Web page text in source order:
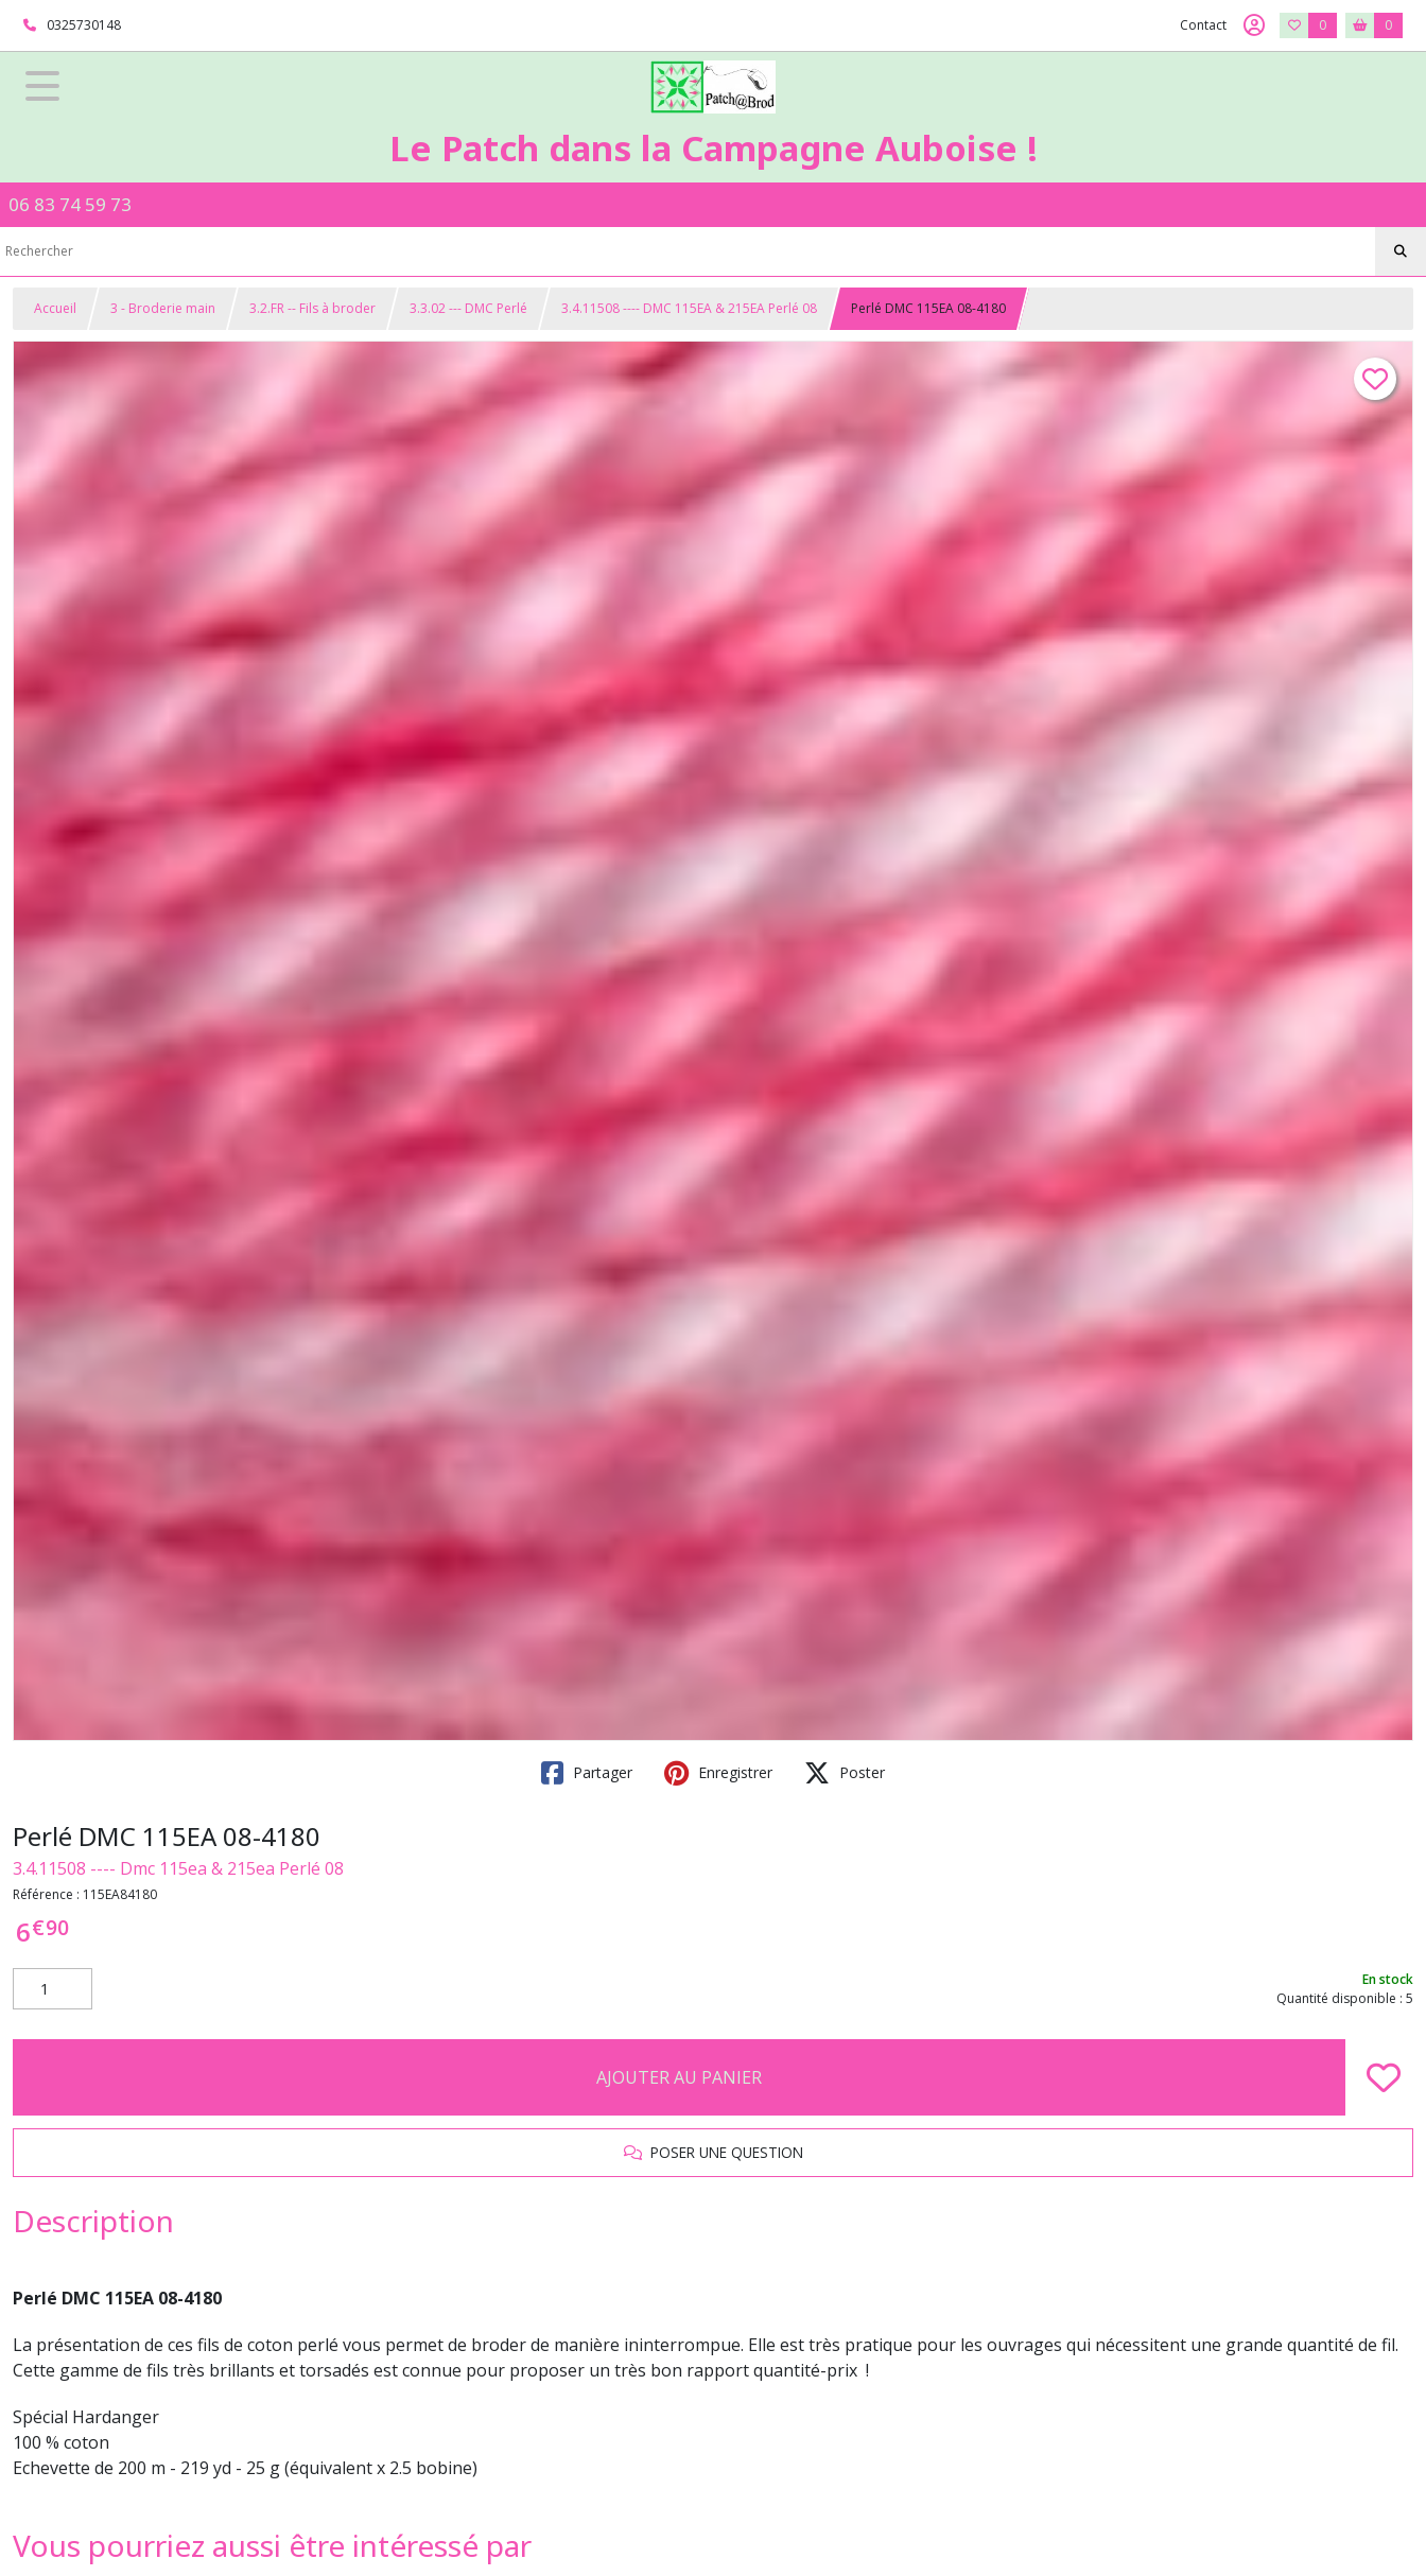
0325730148 Contact 0 0
Le Patch dans la Campagne Auboise !
06 83 74 59 73
Accueil 3 - Broderie main 3.2.FR -- Fils à broder 3.3.02 --- DMC Perlé 3.4.11508 ---- DMC 115EA & 215EA Perlé 08 Perlé DMC 115EA 08-4180
Partager Enregistrer Poster
Perlé DMC 115EA 08-4180
3.4.11508 ---- Dmc 115ea & 215ea Perlé 08
Référence : 115EA84180
6€90
En stock
Quantité disponible : 5
AJOUTER AU PANIER
POSER UNE QUESTION
Description
Perlé DMC 115EA 08-4180
La présentation de ces fils de coton perlé vous permet de broder de manière ininterrompue. Elle est très pratique pour les ouvrages qui nécessitent une grande quantité de fil.
Cette gamme de fils très brillants et torsadés est connue pour proposer un très bon rapport quantité-prix !
Spécial Hardanger
100 % coton
Echevette de 200 m - 219 yd - 25 g (équivalent x 2.5 bobine)
Vous pourriez aussi être intéressé par